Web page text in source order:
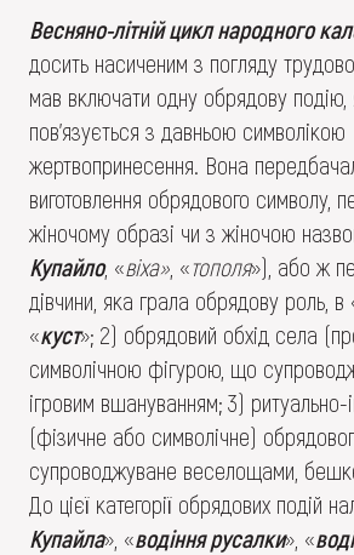
Весняно-літній цикл народного
досить насиченим з погляду
мав включати одну обрядову подію,
пов’язується з давньою символікою
жертвопринесення. Вона
виготовлення обрядового символу,
жіночому образі чи з жіночою
Купайло, «віха» , «тополя»), або ж
дівчини, яка грала обрядову роль, в
«куст»; 2) обрядовий обхід села
символічною фігурою, що
ігровим вшануванням; 3) ритуально-
(фізичне або символічне)
супроводжуване веселощами,
До цієї категорії обрядових подій
Купайла», «водіння русалки», «